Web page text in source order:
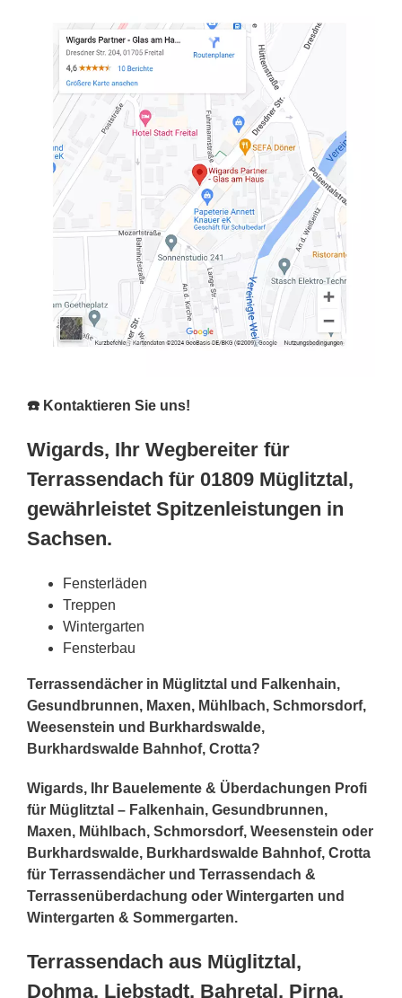
☎️ Kontaktieren Sie uns!
Wigards, Ihr Wegbereiter für
Terrassendach für 01809 Müglitztal,
gewährleistet Spitzenleistungen in
Sachsen.
Fensterläden
Treppen
Wintergarten
Fensterbau
Terrassendächer in Müglitztal und Falkenhain,
Gesundbrunnen, Maxen, Mühlbach, Schmorsdorf,
Weesenstein und Burkhardswalde,
Burkhardswalde Bahnhof, Crotta?
Wigards, Ihr Bauelemente & Überdachungen Profi
für Müglitztal – Falkenhain, Gesundbrunnen,
Maxen, Mühlbach, Schmorsdorf, Weesenstein oder
Burkhardswalde, Burkhardswalde Bahnhof, Crotta
für Terrassendächer und Terrassendach &
Terrassenüberdachung oder Wintergarten und
Wintergarten & Sommergarten.
Terrassendach aus Müglitztal,
Dohma, Liebstadt, Bahretal, Pirna,